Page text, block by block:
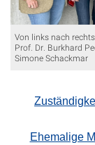
Von links nach
Prof. Dr. Burkhard
Simone Schackmar
Ehemalige